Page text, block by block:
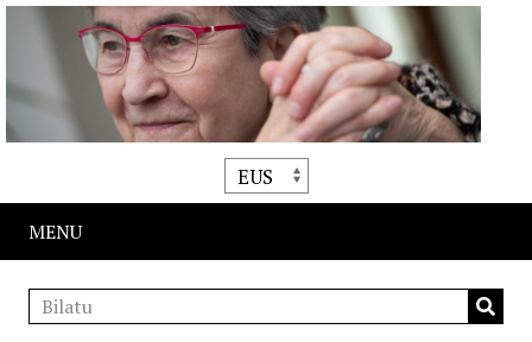
MENU